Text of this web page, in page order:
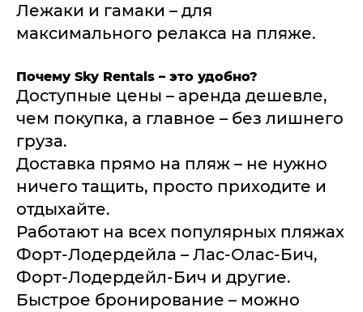
Лежаки и гамаки – для
максимального релакса на пляже.
Почему Sky Rentals – это удобно?
Доступные цены – аренда дешевле,
чем покупка, а главное – без лишнего
груза.
Доставка прямо на пляж – не нужно
ничего тащить, просто приходите и
отдыхайте.
Работают на всех популярных пляжах
Форт-Лодердейла – Лас-Олас-Бич,
Форт-Лодердейл-Бич и другие.
Быстрое бронирование – можно